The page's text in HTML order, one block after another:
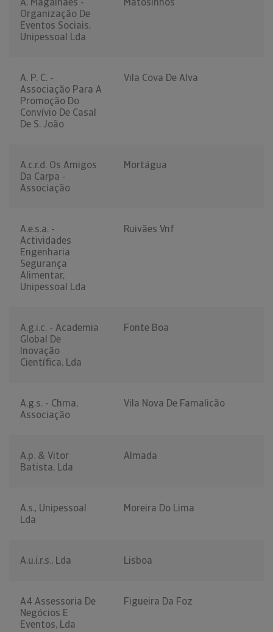
Organização De
Eventos Sociais,
Unipessoal Lda
A. P. C. -
Associação Para A
Promoção Do
Convívio De Casal
De S. João
Vila Cova De Alva
A.c.r.d. Os Amigos
Da Carpa -
Associação
Mortágua
A.e.s.a. -
Actividades
Engenharia
Segurança
Alimentar,
Unipessoal Lda
Ruivães Vnf
A.g.i.c. - Academia
Global De
Inovação
Científica, Lda
Fonte Boa
A.g.s. - Chma,
Associação
Vila Nova De Famalicão
A.p. & Vitor
Batista, Lda
Almada
A.s., Unipessoal
Lda
Moreira Do Lima
A.u.i.r.s., Lda Lisboa
A4 Assessoria De
Negócios E
Eventos, Lda
Figueira Da Foz